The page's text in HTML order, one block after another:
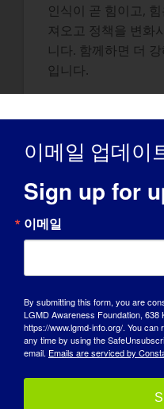
인식이 곧 힘이고,
져오고 정책을 변화
니다. 함께하면 더
입니다.
알았으면 하는 것은
인식 개선은 다양한
말 재미있습니다!
만 아니라, 그들이
수 있도록 씨앗을 심
지도는 씨앗에서 새
니다.
LGMD 인지도 홍보
아하는 부분은 무엇
임모지로서의 제 삶
이메일 업데이
Sign up for
이메일
By submitting this form, you are
LGMD Awareness Foundation, 638
https://www.lgmd-info.org/. You
any time by using the
email. Emails are serviced by